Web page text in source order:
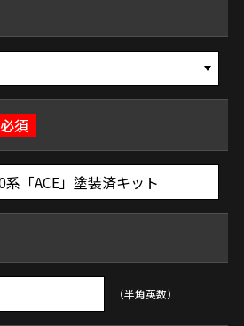
必須
（半角英数）